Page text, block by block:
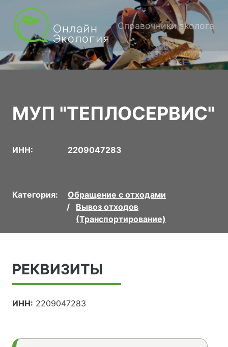
Справочники эколога
МУП "ТЕПЛОСЕРВИС"
ИНН: 2209047283
Категория:
Обращение с отходами
Вывоз отходов
(Транспортирование)
РЕКВИЗИТЫ
ИНН: 2209047283